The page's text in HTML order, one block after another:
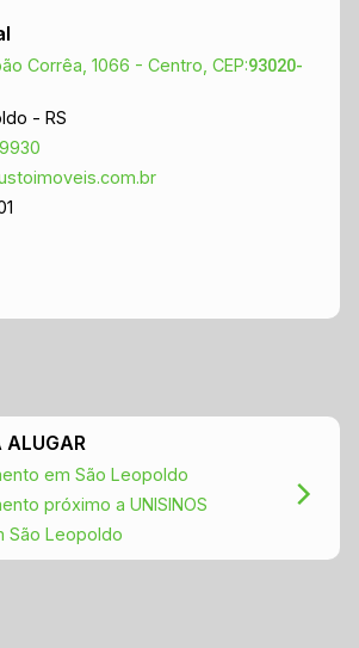
Corrêa, 1066 - Centro, CEP:93020-
- RS
ALUGAR
em São Leopoldo
próximo a UNISINOS
São Leopoldo